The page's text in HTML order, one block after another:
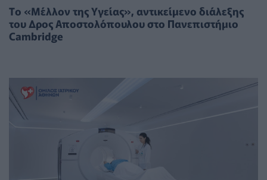
Tο «Μέλλον της Υγείας», αντικείμενο διάλεξης
του Δρος Αποστολόπουλου στο Πανεπιστήμιο
Cambridge